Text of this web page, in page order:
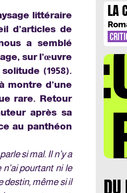
littéraire
d’articles de
a semblé
sur l’œuvre
(1958).
montre d’une
rare. Retour
après sa
au panthéon
si mal. Il n’y a
pourtant ni le
destin, même si il
LA
LA